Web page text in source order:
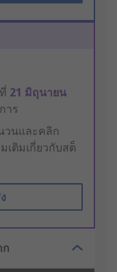
21 มิถุนายน
าร
วนและคลิก
เติมเกี่ยวกับสต็